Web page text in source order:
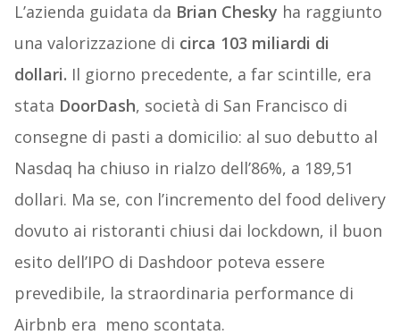
L’azienda guidata da Brian Chesky ha raggiunto
una valorizzazione di circa 103 miliardi di
dollari. Il giorno precedente, a far scintille, era
stata DoorDash, società di San Francisco di
consegne di pasti a domicilio: al suo debutto al
Nasdaq ha chiuso in rialzo dell’86%, a 189,51
dollari. Ma se, con l’incremento del food delivery
dovuto ai ristoranti chiusi dai lockdown, il buon
esito dell’IPO di Dashdoor poteva essere
prevedibile, la straordinaria performance di
Airbnb era meno scontata.